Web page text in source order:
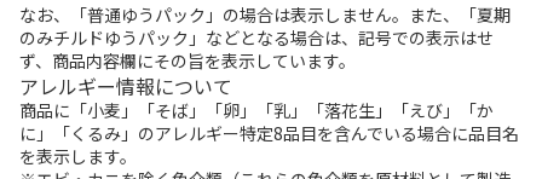
なお、「普通ゆうパック」の場合は表示しません。また、「夏期
のみチルドゆうパック」などとなる場合は、記号での表示はせ
ず、商品内容欄にその旨を表示しています。
アレルギー情報について
商品に「小麦」「そば」「卵」「乳」「落花生」「えび」「か
に」「くるみ」のアレルギー特定8品目を含んでいる場合に品目名
を表示します。